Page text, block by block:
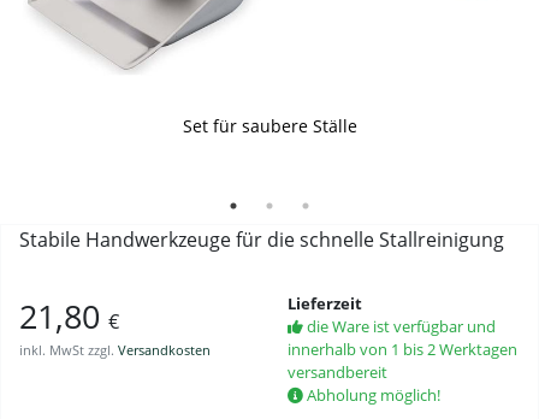
Set für saubere Ställe
Stabile Handwerkzeuge für die schnelle Stallreinigung
21,80 €
inkl. MwSt zzgl. Versandkosten
Lieferzeit
die Ware ist verfügbar und
innerhalb von 1 bis 2 Werktagen
versandbereit
Abholung möglich!